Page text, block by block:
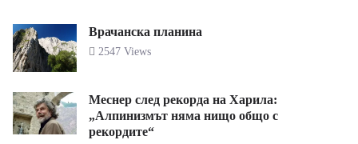
Врачанска планина
2547 Views
Меснер след рекорда на Харила:
„Алпинизмът няма нищо общо с
рекордите“